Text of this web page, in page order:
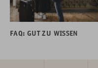
FAQ: GUT ZU WISSEN